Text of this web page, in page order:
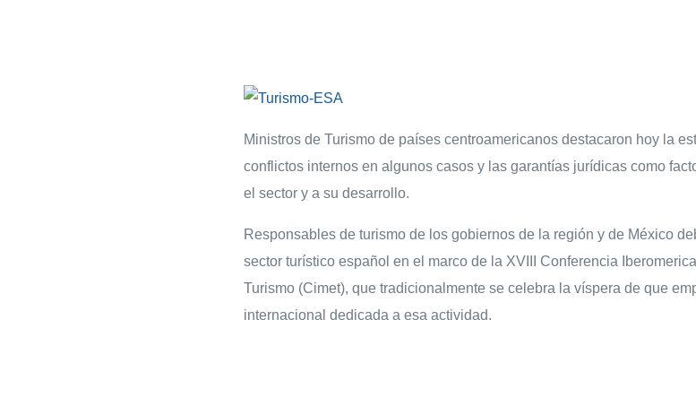
Ministros de Turismo de países centroamericanos destacaron hoy la
conflictos internos en algunos casos y las garantías jurídicas como
el sector y a su desarrollo.
Responsables de turismo de los gobiernos de la región y de México
sector turístico español en el marco de la XVIII Conferencia
Turismo (Cimet), que tradicionalmente se celebra la víspera de que
internacional dedicada a esa actividad.